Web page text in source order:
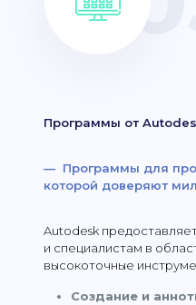
Программы от
— Программы для
которой доверяют
Autodesk
и специалистам в
высокоточные
Создание и